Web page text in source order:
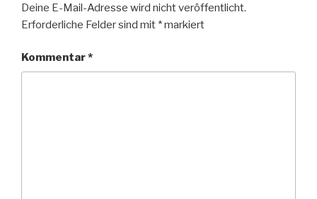
Deine E-Mail-Adresse wird nicht veröffentlicht.
Erforderliche Felder sind mit *markiert
Kommentar*